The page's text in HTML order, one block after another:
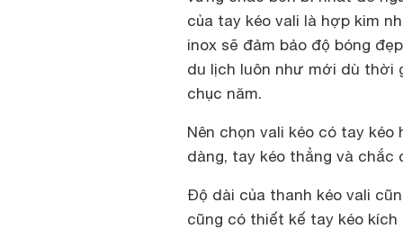
của tay kéo vali là hợp kim
inox sẽ đảm bảo độ bóng
du lịch luôn như mới dù thời
chục năm.
Nên chọn vali kéo có tay
dàng, tay kéo thẳng và chắc
Độ dài của thanh kéo vali
cũng có thiết kế tay kéo